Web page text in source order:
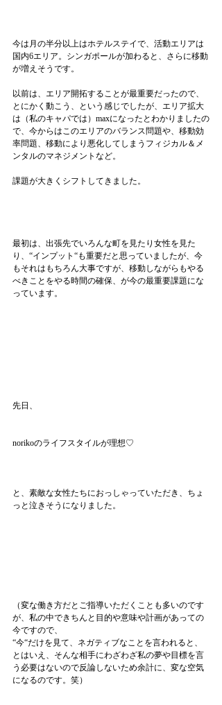
今は月の半分以上はホテルステイで、活動エリアは
国内6エリア。シンガポールが加わると、さらに移動
が増えそうです。
以前は、エリア開拓することが最重要だったので、
とにかく動こう、という感じでしたが、エリア拡大
は（私のキャパでは）maxになったとわかりましたの
で、今からはこのエリアのバランス問題や、移動効
率問題、移動により悪化してしまうフィジカル＆メ
ンタルのマネジメントなど。
課題が大きくシフトしてきました。
最初は、出張先でいろんな町を見たり女性を見た
り、“インプット“も重要だと思っていましたが、今
もそれはもちろん大事ですが、移動しながらもやる
べきことをやる時間の確保、が今の最重要課題にな
っています。
先日、
norikoのライフスタイルが理想♡
と、素敵な女性たちにおっしゃっていただき、ちょ
っと泣きそうになりました。
（変な働き方だとご指導いただくことも多いのです
が、私の中できちんと目的や意味や計画があっての
今ですので、
“今“だけを見て、ネガティブなことを言われると、
とはいえ、そんな相手にわざわざ私の夢や目標を言
う必要はないので反論しないため余計に、変な空気
になるのです。笑）